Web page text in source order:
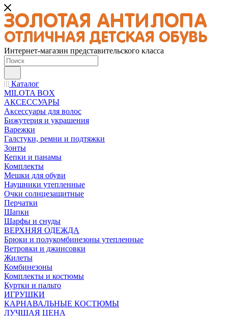
Интернет-магазин представительского класса
Каталог
MILOTA BOX
АКСЕССУАРЫ
Аксессуары для волос
Бижутерия и украшения
Варежки
Галстуки, ремни и подтяжки
Зонты
Кепки и панамы
Комплекты
Мешки для обуви
Наушники утепленные
Очки солнцезащитные
Перчатки
Шапки
Шарфы и снуды
ВЕРХНЯЯ ОДЕЖДА
Брюки и полукомбинезоны утепленные
Ветровки и джинсовки
Жилеты
Комбинезоны
Комплекты и костюмы
Куртки и пальто
ИГРУШКИ
КАРНАВАЛЬНЫЕ КОСТЮМЫ
ЛУЧШАЯ ЦЕНА